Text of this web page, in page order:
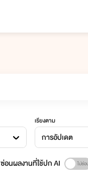
เรียงตาม
การอัปเดต
ซ่อนผลงานที่ใช้ปก AI